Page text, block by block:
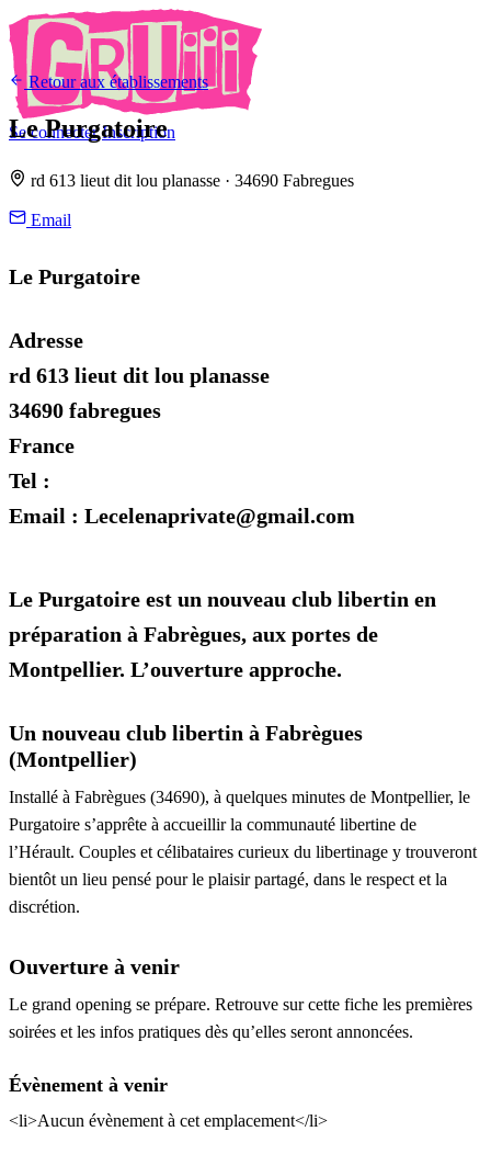
Se connecter Inscription
Retour aux établissements
Le Purgatoire
rd 613 lieut dit lou planasse · 34690 Fabregues
Email
Le Purgatoire
Adresse
rd 613 lieut dit lou planasse
34690 fabregues
France
Tel :
Email : Lecelenaprivate@gmail.com
Le Purgatoire est un nouveau club libertin en
préparation à Fabrègues, aux portes de
Montpellier. L’ouverture approche.
Un nouveau club libertin à Fabrègues
(Montpellier)
Installé à Fabrègues (34690), à quelques minutes de Montpellier, le
Purgatoire s’apprête à accueillir la communauté libertine de
l’Hérault. Couples et célibataires curieux du libertinage y trouveront
bientôt un lieu pensé pour le plaisir partagé, dans le respect et la
discrétion.
Ouverture à venir
Le grand opening se prépare. Retrouve sur cette fiche les premières
soirées et les infos pratiques dès qu’elles seront annoncées.
Évènement à venir
<li>Aucun évènement à cet emplacement</li>